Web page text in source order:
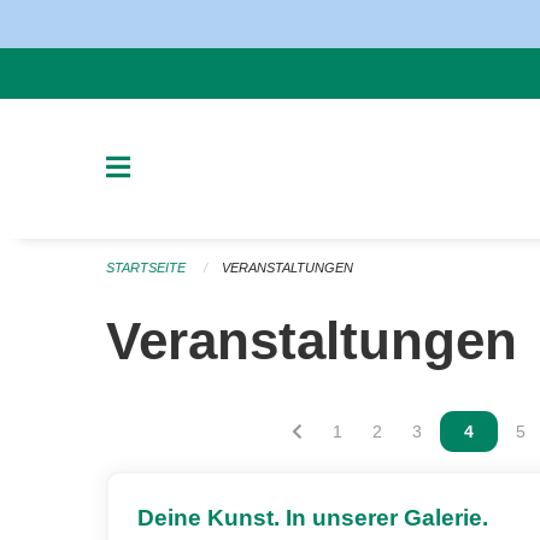
STARTSEITE VERANSTALTUNGEN
Veranstaltungen
Vous êtes sur la page
1 Vous êtes sur la page
2 Vous êtes sur la
3 Vous
4 5
Deine Kunst. In unserer Galerie.